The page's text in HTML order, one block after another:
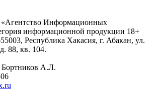
Информационных
информационной продукции 18+
Республика Хакасия, г. Абакан, ул.
88, кв. 104.
Бортников А.Л.